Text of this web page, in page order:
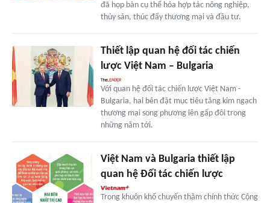
đã họp bàn cụ thể hóa hợp tác nông nghiệp,
thủy sản, thúc đẩy thương mại và đầu tư.
Thiết lập quan hệ đối tác chiến
lược Việt Nam – Bulgaria
Với quan hệ đối tác chiến lược Việt Nam -
Bulgaria, hai bên đặt mục tiêu tăng kim ngạch
thương mại song phương lên gấp đôi trong
những năm tới.
Việt Nam và Bulgaria thiết lập
quan hệ Đối tác chiến lược
Trong khuôn khổ chuyến thăm chính thức Cộng